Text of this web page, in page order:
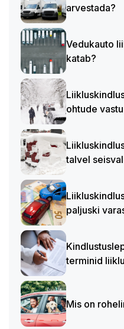
arvestada?
Vedukauto
katab?
ohtude vastu
talvel
paljuski
terminid
Mis on